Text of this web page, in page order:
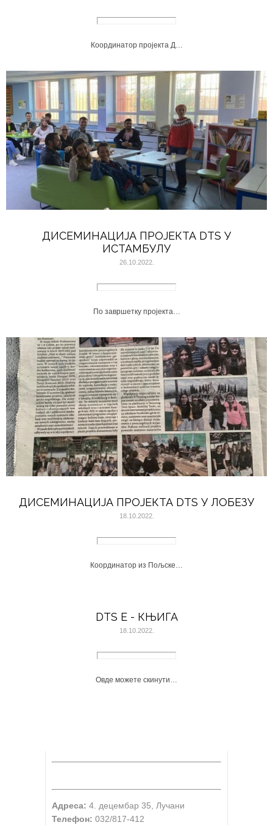
Координатор пројекта Д…
ДИСЕМИНАЦИЈА ПРОЈЕКТА DTS У
ИСТАМБУЛУ
26.10.2022.
По завршетку пројекта…
ДИСЕМИНАЦИЈА ПРОЈЕКТА DTS У ЛОБЕЗУ
18.10.2022.
Координатор из Пољске…
DTS E - КЊИГА
18.10.2022.
Овде можете скинути…
Адреса: 4. децембар 35, Лучани
Телефон: 032/817-412